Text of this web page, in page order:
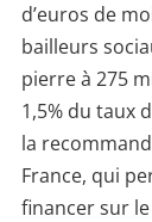
d’euros de
bailleurs
pierre à 275
1,5% du taux
la
France, qui
financer sur